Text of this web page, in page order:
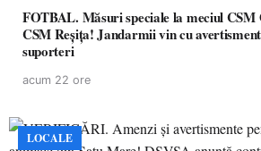
FOTBAL. Măsuri speciale la meciul
CSM Reșița! Jandarmii vin cu
suporteri
acum 22 ore
LOCALE